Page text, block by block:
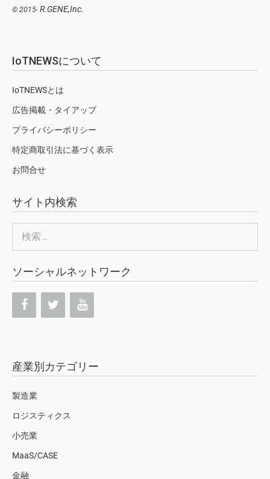
© 2015- R.GENE,Inc.
IoTNEWSについて
IoTNEWSとは
広告掲載・タイアップ
プライバシーポリシー
特定商取引法に基づく表示
お問合せ
サイト内検索
索:
ソーシャルネットワーク
産業別カテゴリー
製造業
ロジスティクス
小売業
MaaS/CASE
金融